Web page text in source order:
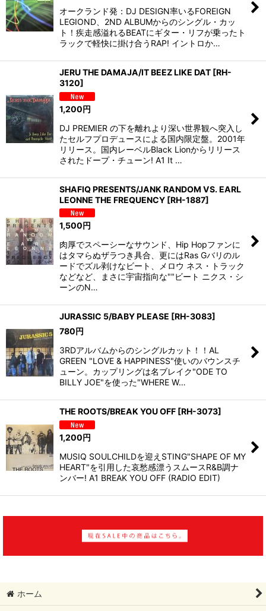
オークランド発：DJ DESIGN率いるFOREIGN
LEGIOND、2ND ALBUMからのシングル・カッ
ト！疾走感溢れるBEATにギター・リフが乗ったト
ラックで軽快に掛け合うRAP! イントロか…
JERU THE DAMAJA/IT BEEZ LIKE DAT [RH-
3120]
1,200円
DJ PREMIER の下を離れより深い世界観へ突入し
たセルフプロデュースによる国内限定盤。2001年
リリース。国内レーベルBlack Lionからリリース
されたドープ・チューン! A1 It …
SHAFIQ PRESENTS/JANK RANDOM VS. EARL
LEONNE THE FREQUENCY [RH-1887]
1,500円
肉厚でスペーシーなサウンド、Hip Hopファンに
はタマらぬザラつき具合、更にはRas Gバリのル
ードでズル剥けなビート、メロウ ネス・トラック
などなど、まさに宇宙指向な""ビート ニクス・シ
ーンのN…
JURASSIC 5/BABY PLEASE [RH-3083]
780円
3RDアルバムからのシングルカット！！AL
GREEN "LOVE & HAPPINESS"使いのバウンスチ
ューン。カップリングは名ブレイク"ODE TO
BILLY JOE"を使った"WHERE W…
THE ROOTS/BREAK YOU OFF [RH-3073]
1,200円
MUSIQ SOULCHILDを迎えSTING"SHAPE OF MY
HEART"を引用した哀愁感漂うスムースR&B調ナ
ンバー! A1 BREAK YOU OFF (RADIO EDIT)
ホーム